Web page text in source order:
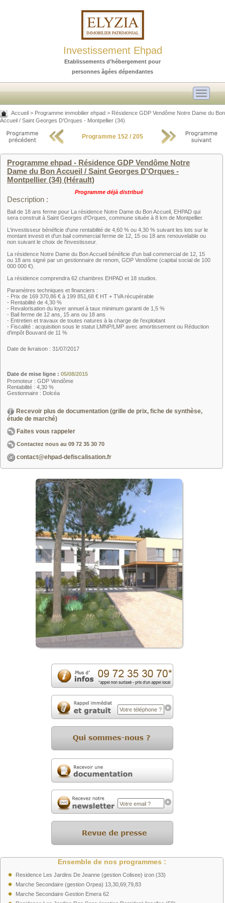
Investissement Ehpad
Etablissements d’hébergement pour
personnes âgées dépendantes
Toggle
Accueil > Programme immobilier ehpad > Résidence GDP Vendôme Notre Dame du Bon
Accueil / Saint Georges D'Orques - Montpellier (34)
Programme 152 / 205
Programme ehpad - Résidence GDP Vendôme Notre
Dame du Bon Accueil / Saint Georges D'Orques -
Montpellier (34) (Hérault)
Programme déjà distribué
Description :
Bail de 18 ans ferme pour La résidence Notre Dame du Bon Accueil, EHPAD qui
sera construit à Saint Georges d'Orques, commune située à 8 km de Montpellier.
L'investisseur bénéficie d'une rentabilité de 4,60 % ou 4,30 % suivant les lots sur le
montant investi et d'un bail commercial ferme de 12, 15 ou 18 ans renouvelable ou
non suivant le choix de l'investisseur.
La résidence Notre Dame du Bon Accueil bénéficie d'un bail commercial de 12, 15
ou 18 ans signé par un gestionnaire de renom, GDP Vendôme (capital social de 100
000 000 €).
La résidence comprendra 62 chambres EHPAD et 18 studios.
Paramètres techniques et financiers :
- Prix de 169 370,86 € à 199 851,68 € HT + TVA récupérable
- Rentabilité de 4,30 %
- Revalorisation du loyer annuel à taux minimum garanti de 1,5 %
- Bail ferme de 12 ans, 15 ans ou 18 ans
- Entretien et travaux de toutes natures à la charge de l'exploitant
- Fiscalité : acquisition sous le statut LMNP/LMP avec amortissement ou Réduction
d'impôt Bouvard de 11 %
Date de livraison : 31/07/2017
Date de mise ligne : 05/08/2015
Promoteur : GDP Vendôme
Rentabilité : 4,30 %
Gestionnaire : Dolcéa
Recevoir plus de documentation (grille de prix, fiche de synthèse,
étude de marché)
Faites vous rappeler
Contactez nous au 09 72 35 30 70
contact@ehpad-defiscalisation.fr
Ensemble de nos programmes :
Residence Les Jardins De Jeanne (gestion Colisee) izon (33)
Marche Secondaire (gestion Orpea) 13,30,69,79,83
Marche Secondaire Gestion Emera 62